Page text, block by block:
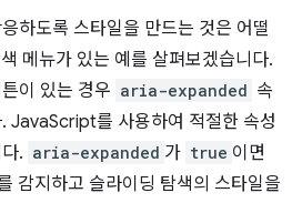
하도록 스타일을 만드는 것은 어떨
메뉴가 있는 예를 살펴보겠습니다.
이 있는 경우 aria-expanded 속
JavaScript를 사용하여 적절한 속성
. aria-expanded 가 true 이면
감지하고 슬라이딩 탐색의 스타일을